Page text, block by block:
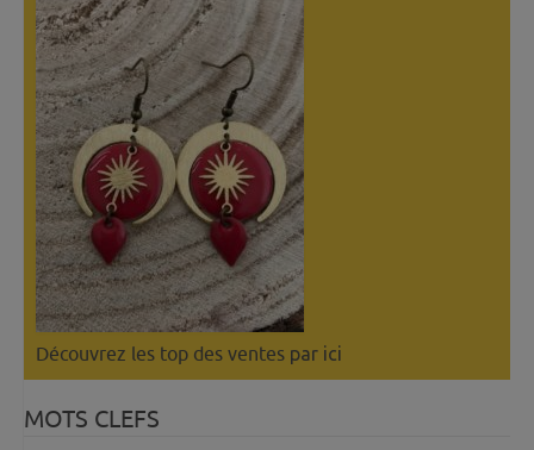
Découvrez les top des ventes par ici
MOTS CLEFS